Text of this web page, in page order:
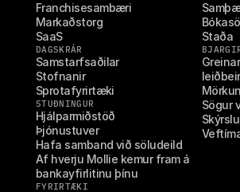
Franchisesambæri
Markaðstorg
SaaS
DAGSKRÁR
Samstarfsaðilar
Stofnanir
Sprotafyrirtæki
STUÐNINGUR
Hjálparmiðstöð
Þjónustuver
Hafa samband við söludeild
Af hverju Mollie kemur fram á
bankayfirlitinu þínu
FYRIRTÆKI
Staða
Sögur